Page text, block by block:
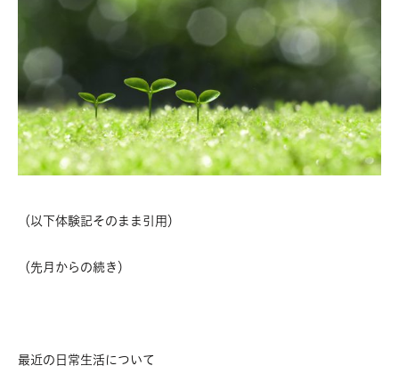
（以下体験記そのまま引用）
（先月からの続き）
最近の日常生活について